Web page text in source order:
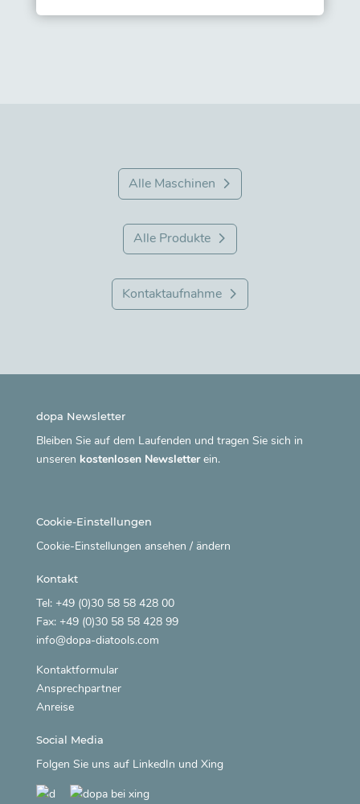
Alle Maschinen
Alle Produkte
Kontaktaufnahme
dopa Newsletter
Bleiben Sie auf dem Laufenden und tragen Sie sich in
unseren kostenlosen Newsletterein.
Cookie-Einstellungen
Cookie-Einstellungen ansehen / ändern
Kontakt
Tel: +49 (0)30 58 58 428 00
Fax: +49 (0)30 58 58 428 99
info@dopa-diatools.com
Kontaktformular
Ansprechpartner
Anreise
Social Media
Folgen Sie uns auf LinkedIn und Xing